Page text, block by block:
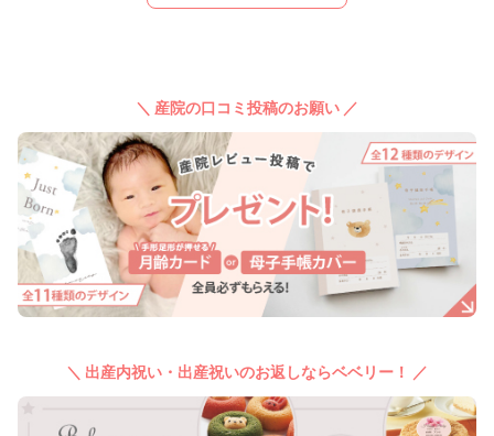
＼ 産院の口コミ投稿のお願い ／
＼ 出産内祝い・出産祝いのお返しならベベリー！ ／